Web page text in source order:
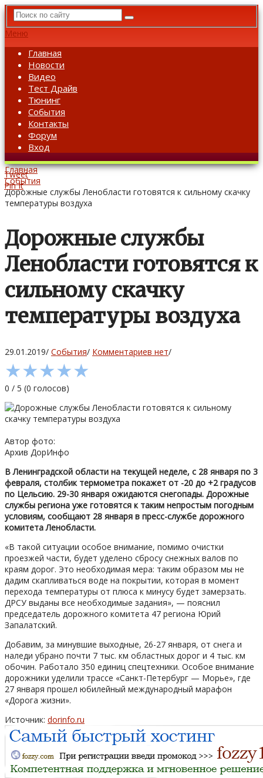
Меню
Главная
Новости
Видео
Тест Драйв
Тюнинг
События
Контакты
Форум
Вход
Главная
События
Дорожные службы Ленобласти готовятся к сильному скачку
температуры воздуха
Дорожные службы
Ленобласти готовятся к
сильному скачку
температуры воздуха
29.01.2019/ События/ Комментариев нет/
★★★★★
0 / 5 (0 голосов)
Автор фото:
Архив ДорИнфо
В Ленинградской области на текущей неделе, с 28 января по 3
февраля, столбик термометра покажет от -20 до +2 градусов
по Цельсию. 29-30 января ожидаются снегопады. Дорожные
службы региона уже готовятся к таким непростым погодным
условиям, сообщают 28 января в пресс-службе дорожного
комитета Ленобласти.
«В такой ситуации особое внимание, помимо очистки
проезжей части, будет уделено сбросу снежных валов по
краям дорог. Это необходимая мера: таким образом мы не
дадим скапливаться воде на покрытии, которая в момент
перехода температуры от плюса к минусу будет замерзать.
ДРСУ выданы все необходимые задания», — пояснил
председатель дорожного комитета 47 региона Юрий
Запалатский.
Добавим, за минувшие выходные, 26-27 января, от снега и
наледи убрано почти 7 тыс. км областных дорог и 4 тыс. км
обочин. Работало 350 единиц спецтехники. Особое внимание
дорожники уделили трассе «Санкт-Петербург — Морье», где
27 января прошел юбилейный международный марафон
«Дорога жизни».
Источник: dorinfo.ru
Tweet
Pin It